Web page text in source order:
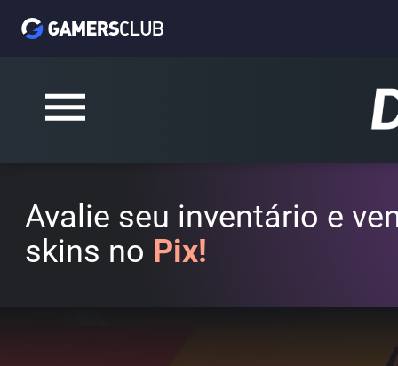
Avalie seu inventário e
skins no Pix!